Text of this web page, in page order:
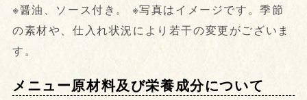
※醤油、ソース付き。 ※写真はイメージです。季節
の素材や、仕入れ状況により若干の変更がございま
す。
メニュー原材料及び栄養成分について